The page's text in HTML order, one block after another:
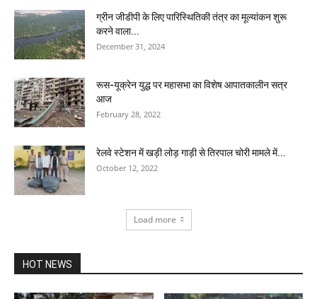
ग्रीन जीडीपी के लिए पारिस्थितिकी तंत्र का मूल्यांकन शुरू
करने वाला...
December 31, 2024
रूस-यूक्रेन युद्ध पर महासभा का विशेष आपातकालीन सत्र
आज
February 28, 2022
रेलवे स्टेशन में खड़ी लोड़ गाड़ी से तिरपाल चोरी मामले में...
October 12, 2022
Load more
HOT NEWS